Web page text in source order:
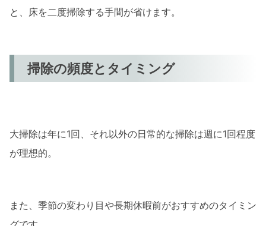
と、床を二度掃除する手間が省けます。
掃除の頻度とタイミング
大掃除は年に1回、それ以外の日常的な掃除は週に1回程度
が理想的。
また、季節の変わり目や長期休暇前がおすすめのタイミン